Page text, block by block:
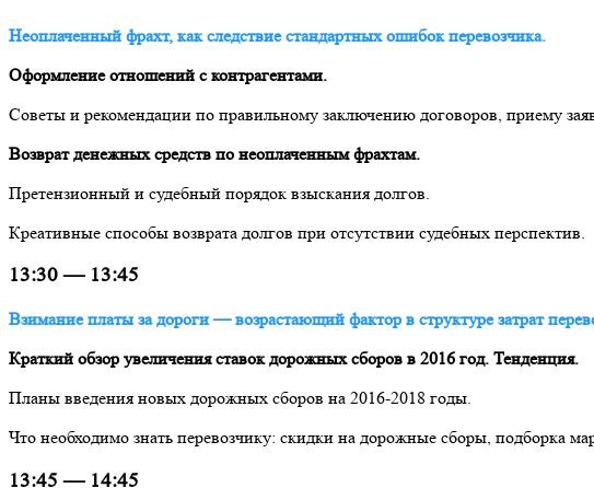
Неоплаченный фрахт, как следствие стандартных ошибок перевозчика.
Оформление отношений с контрагентами.
Советы и рекомендации по правильному заключению договоров, приему
Возврат денежных средств по неоплаченным фрахтам.
Претензионный и судебный порядок взыскания долгов.
Креативные способы возврата долгов при отсутствии судебных перспектив.
13:30 — 13:45
Взимание платы за дороги — возрастающий фактор в структуре затрат
Краткий обзор увеличения ставок дорожных сборов в 2016 год. Тенденция.
Планы введения новых дорожных сборов на 2016-2018 годы.
Что необходимо знать перевозчику: скидки на дорожные сборы, подборка
13:45 — 14:45